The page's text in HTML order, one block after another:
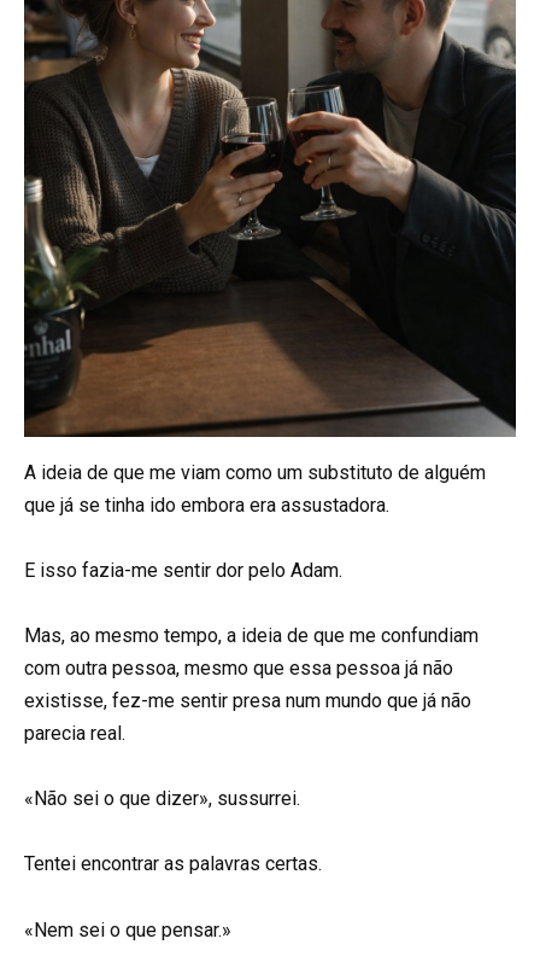
A ideia de que me viam como um substituto de alguém
que já se tinha ido embora era assustadora.
E isso fazia-me sentir dor pelo Adam.
Mas, ao mesmo tempo, a ideia de que me confundiam
com outra pessoa, mesmo que essa pessoa já não
existisse, fez-me sentir presa num mundo que já não
parecia real.
«Não sei o que dizer», sussurrei.
Tentei encontrar as palavras certas.
«Nem sei o que pensar.»